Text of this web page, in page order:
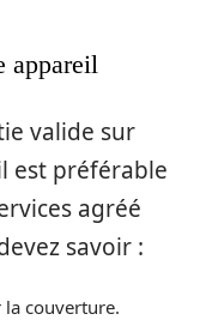
appareil
valide sur
est préférable
agréé
savoir :
la couverture.